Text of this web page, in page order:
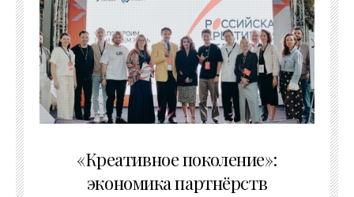
«Креативное поколение»:
экономика партнёрств